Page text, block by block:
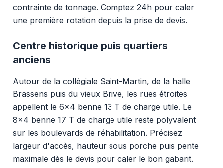
contrainte de tonnage. Comptez 24h pour caler
une première rotation depuis la prise de devis.
Centre historique puis quartiers
anciens
Autour de la collégiale Saint-Martin, de la halle
Brassens puis du vieux Brive, les rues étroites
appellent le 6x4 benne 13 T de charge utile. Le
8x4 benne 17 T de charge utile reste polyvalent
sur les boulevards de réhabilitation. Précisez
largeur d'accès, hauteur sous porche puis pente
maximale dès le devis pour caler le bon gabarit.